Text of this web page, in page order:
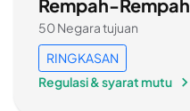
Rempah-Rempah
50 Negara tujuan
RINGKASAN
Regulasi & syarat mutu